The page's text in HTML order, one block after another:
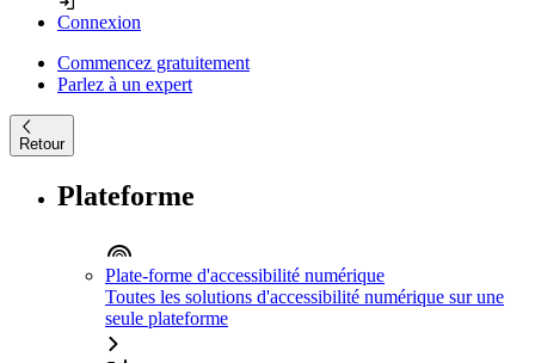
Connexion
Commencez gratuitement
Parlez à un expert
Retour
Plateforme
Plate-forme d'accessibilité numérique
Toutes les solutions d'accessibilité numérique sur une
seule plateforme